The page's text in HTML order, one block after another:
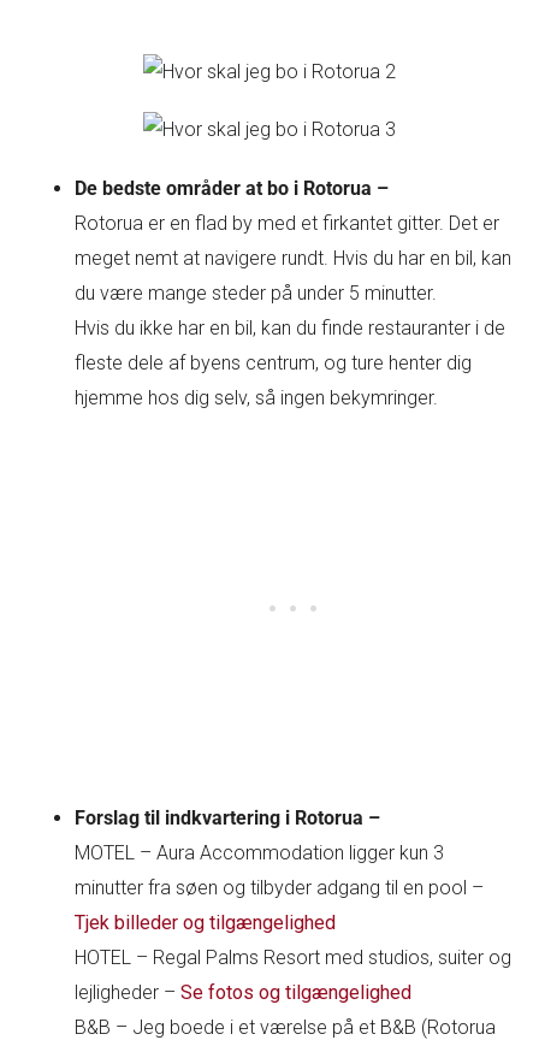
De bedste områder at bo i Rotorua –
Rotorua er en flad by med et firkantet gitter. Det er
meget nemt at navigere rundt. Hvis du har en bil, kan
du være mange steder på under 5 minutter.
Hvis du ikke har en bil, kan du finde restauranter i de
fleste dele af byens centrum, og ture henter dig
hjemme hos dig selv, så ingen bekymringer.
Forslag til indkvartering i Rotorua –
MOTEL – Aura Accommodation ligger kun 3
minutter fra søen og tilbyder adgang til en pool –
Tjek billeder og tilgængelighed
HOTEL – Regal Palms Resort med studios, suiter og
lejligheder –Se fotos og tilgængelighed
B&B – Jeg boede i et værelse på et B&B (Rotorua